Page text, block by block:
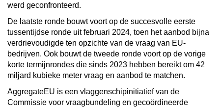
werd geconfronteerd.
De laatste ronde bouwt voort op de succesvolle eerste
tussentijdse ronde uit februari 2024, toen het aanbod bijna
verdrievoudigde ten opzichte van de vraag van EU-
bedrijven. Ook bouwt de tweede ronde voort op de vorige
korte termijnrondes die sinds 2023 hebben bereikt om 42
miljard kubieke meter vraag en aanbod te matchen.
AggregateEU is een vlaggenschipinitiatief van de
Commissie voor vraagbundeling en gecoördineerde